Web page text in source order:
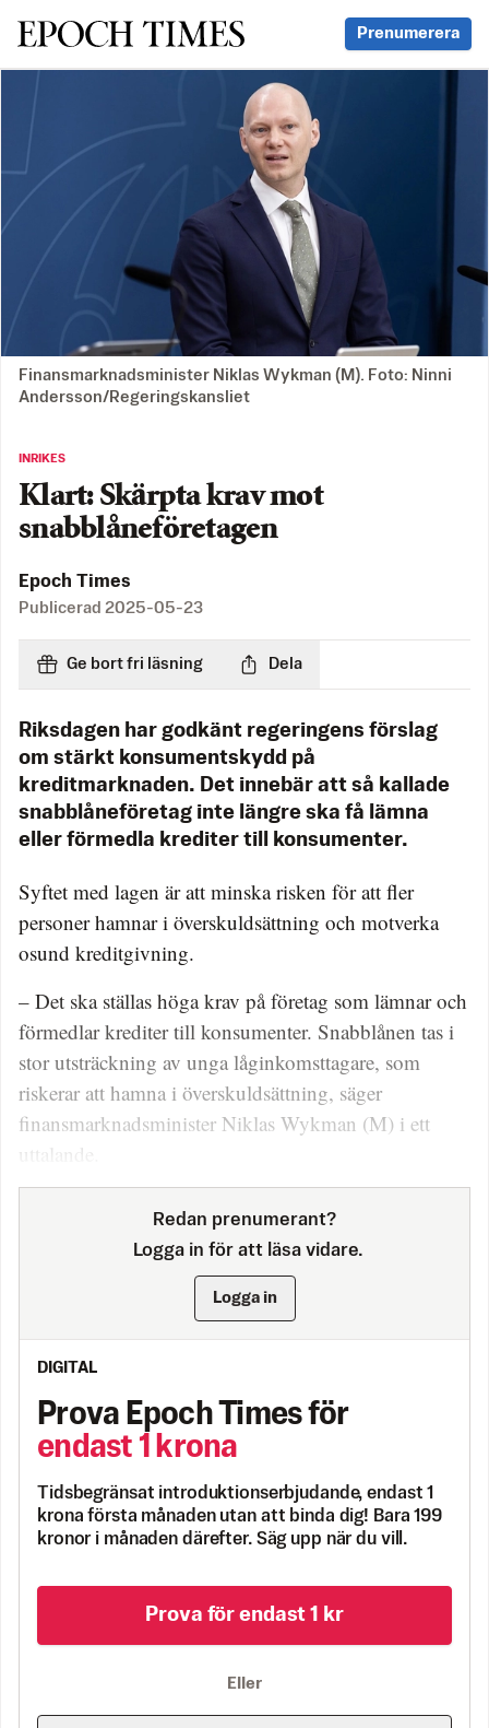
Svenska Epoch Times Prenumerera
Finansmarknadsminister Niklas Wykman (M). Foto: Ninni
Andersson/Regeringskansliet
INRIKES
Klart: Skärpta krav mot
snabblåneföretagen
Epoch Times
Publicerad 2025-05-23
Ge bort fri läsning Dela
Riksdagen har godkänt regeringens förslag
om stärkt konsumentskydd på
kreditmarknaden. Det innebär att så kallade
snabblåneföretag inte längre ska få lämna
eller förmedla krediter till konsumenter.
Syftet med lagen är att minska risken för att fler
personer hamnar i överskuldsättning och motverka
osund kreditgivning.
– Det ska ställas höga krav på företag som lämnar och
förmedlar krediter till konsumenter. Snabblånen tas i
stor utsträckning av unga låginkomsttagare, som
riskerar att hamna i överskuldsättning, säger
finansmarknadsminister Niklas Wykman (M) i ett
uttalande.
Redan prenumerant?
Logga in för att läsa vidare.
Logga in
DIGITAL
Prova Epoch Times för
endast 1 krona
Tidsbegränsat introduktionserbjudande, endast 1
krona första månaden utan att binda dig! Bara 199
kronor i månaden därefter. Säg upp när du vill.
Prova för endast 1 kr
Eller